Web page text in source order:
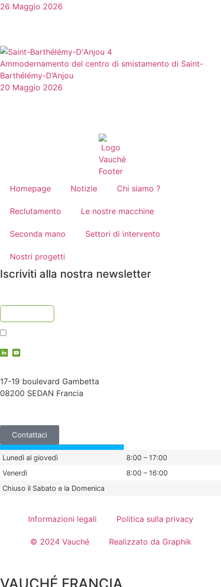
26 Maggio 2026
Ammodernamento del centro di smistamento di Saint-
Barthélémy-D’Anjou
20 Maggio 2026
Homepage Notizie Chi siamo ?
Reclutamento Le nostre macchine
Seconda mano Settori di intervento
Nostri progetti
Iscriviti alla nostra newsletter
17-19 boulevard Gambetta
08200 SEDAN Francia
Contattaci
Lunedì al giovedì
8:00 – 17:00
Venerdì
8:00 – 16:00
Chiuso il Sabato e la Domenica
Informazioni legali Politica sulla privacy
© 2024 Vauché Realizzato da Graphik
VAUCHÉ FRANCIA